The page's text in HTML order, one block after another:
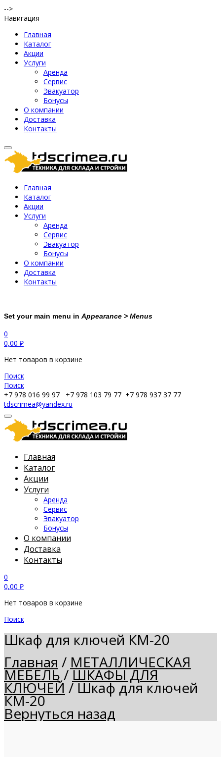
-->
Навигация
Главная
Каталог
Акции
Услуги
Аренда
Сервис
Эвакуатор
Бонусы
О компании
Доставка
Контакты
Главная
Каталог
Акции
Услуги
Аренда
Сервис
Эвакуатор
Бонусы
О компании
Доставка
Контакты
Set your main menu in Appearance > Menus
0
0,00 ₽
Нет товаров в корзине
Поиск
Поиск
+7 978 016 99 97
+7 978 103 79 77 +7 978 937 37 77
tdscrimea@yandex.ru
Главная
Каталог
Акции
Услуги
Аренда
Сервис
Эвакуатор
Бонусы
О компании
Доставка
Контакты
0
0,00 ₽
Нет товаров в корзине
Поиск
Шкаф для ключей КМ-20
Главная / МЕТАЛЛИЧЕСКАЯ
МЕБЕЛЬ /ШКАФЫ ДЛЯ
КЛЮЧЕЙ /Шкаф для ключей
КМ-20
Вернуться назад